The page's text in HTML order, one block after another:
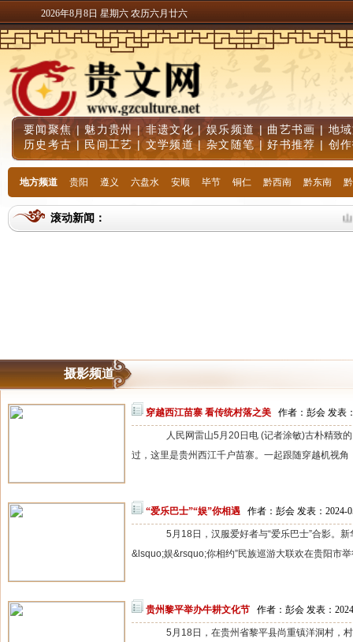
2026年8月8日 星期六 农历六月廿六
要闻聚焦| 魅力贵州|非遗文化 |娱乐频道 | 曲艺书画 | 地
历史考古 | 民间工艺 |文学频道|杂文随笔 |好书推荐 | 创
地方频道 贵阳 遵义 六盘水 安顺 毕节 铜仁 黔西南 黔东南
滚动新闻：
摄影频道
穿越西江苗寨 看传统村落之美 作者：彭会 发表
人民网雷山5月20日电 (记者涂敏)古朴精致的
过，这里是贵州西江千户苗寨。一起跟随穿越机
“爱乐巴士”“娱”你相遇 作者：彭会 发表：2024-
5月18日，汉服爱好者与“爱乐巴士”合影。
&lsquo;娱&rsquo;你相约”民族巡游大联欢在贵阳市
贵州黎平举办牛耕文化节 作者：彭会 发表：
5月18日，在贵州省黎平县尚重镇洋洞村，村